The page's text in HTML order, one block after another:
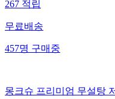
267적립
무료배송
457명구매중
몽크슈 프리미엄 무설탕